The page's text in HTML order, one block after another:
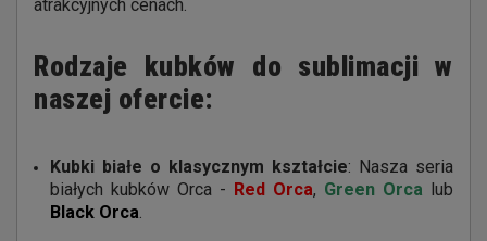
atrakcyjnych cenach.
Rodzaje kubków do sublimacji w
naszej ofercie:
Kubki białe o klasycznym kształcie: Nasza seria
białych kubków Orca - Red Orca, Green Orca lub
Black Orca.